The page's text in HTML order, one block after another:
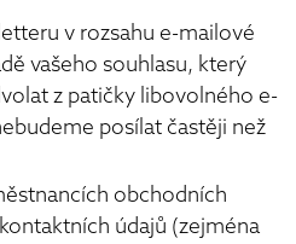
v rozsahu e-mailové
vašeho souhlasu, který
z patičky libovolného e-
posílat častěji než
obchodních
údajů (zejména